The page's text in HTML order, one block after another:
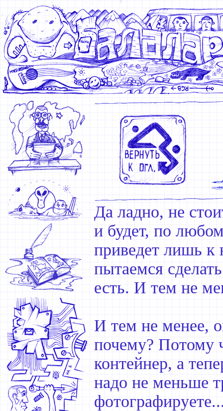
Да ладно, не
и будет, по
приведет лишь
пытаемся
есть. И тем не
И тем не менее,
почему? Потому
контейнер, а
надо не меньше